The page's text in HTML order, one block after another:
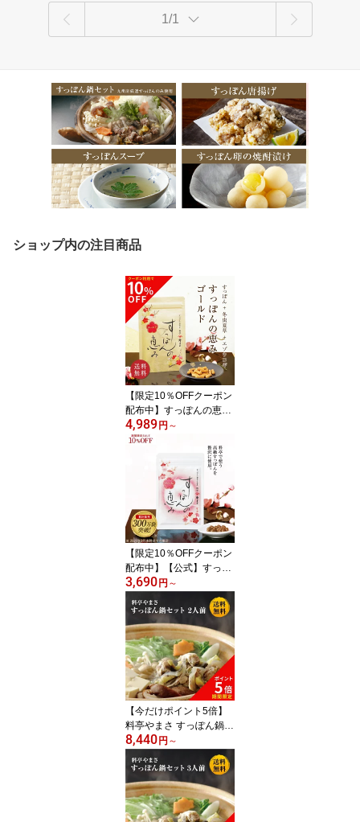
1/1
ショップ内の注目商品
【限定10％OFFクーポン
配布中】すっぽんの恵み
ゴールド 1袋93粒入り(約
1か月分) すっぽん コラ
ーゲン サプリ 美容 サプ
リメント 高級 国産 肌 女
性 20代 30代 40代 50代
60代 おすすめ スッポン
1ヶ月 お試し 料亭やまさ
送料無料
4,989 円 ～
【限定10％OFFクーポン
配布中】【公式】すっぽ
んの恵みプレミアム 1袋
62粒入り(約1か月分) コ
ラーゲン サプリ 美容 サ
プリメント アミノ酸 女
性 20代 30代 40代 50代
60代 おすすめ スッポン
料亭やまさ 食通 送料無
料
3,690 円 ～
【今だけポイント5倍】
料亭やまさ すっぽん鍋2
50g（2人前）送料無料
国産 大分 高級 簡単調理
すっぽん料理 スッポン
スッポン鍋 ギフト プレ
ゼント 鍋 お鍋 鍋セット
長寿祝い 贈り物 健康 お
8,440 円 ～